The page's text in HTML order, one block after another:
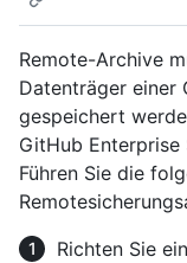
Remote-Archive
Datenträger einer
gespeichert
GitHub
Führen Sie die
Richten Sie